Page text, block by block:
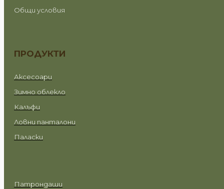
Общи условия
ПРОДУКТИ
Аксесоари
Зимно облекло
Калъфи
Ловни панталони
Паласки
Патрондаши